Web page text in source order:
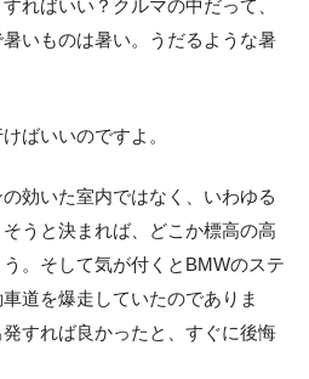
ればいい？クルマの中だって、
いものは暑い。うだるような暑
ばいいのですよ。
効いた室内ではなく、いわゆる
うと決まれば、どこか標高の高
。そして気が付くとBMWのステ
道を爆走していたのでありま
すれば良かったと、すぐに後悔